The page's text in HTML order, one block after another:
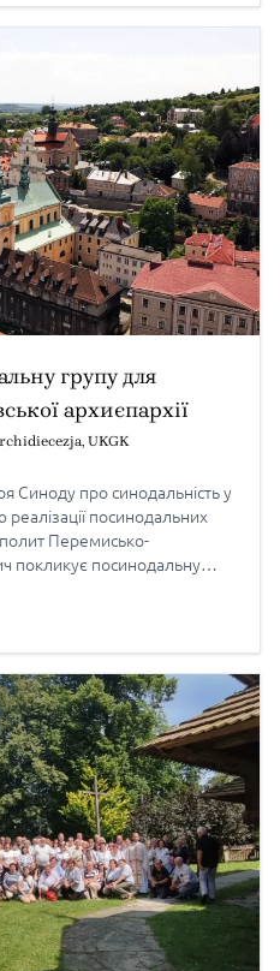
śpiew […]
групу для
архиєпархії
, UKGK
Синоду про синодальність у
посинодальних
Перемисько-
покликує посинодальну
модератор групи о.
протопресвітерату о. Журав
протопресвітерату […]